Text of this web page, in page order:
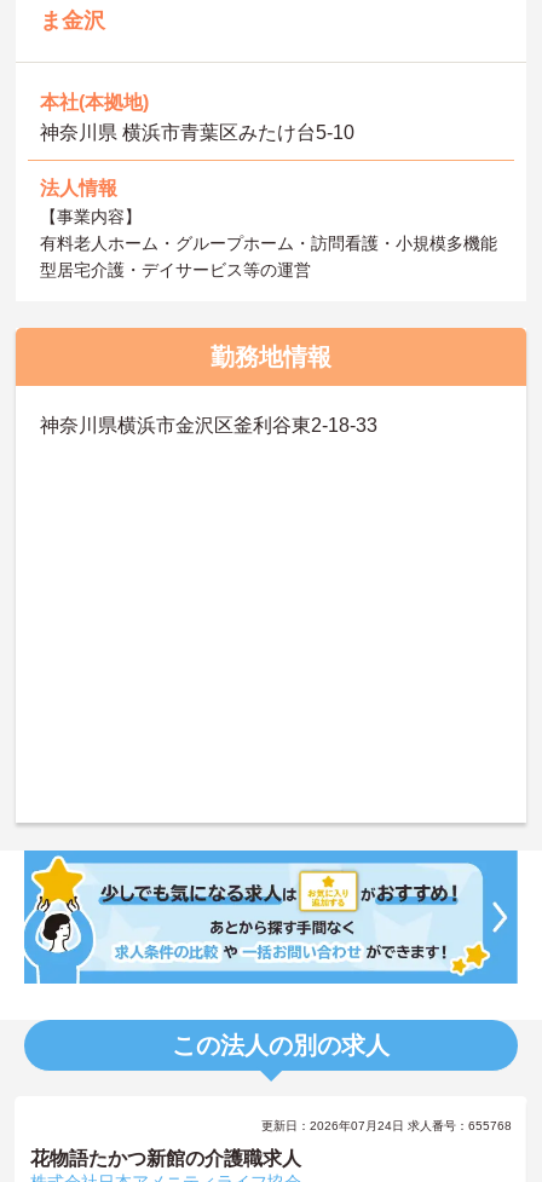
ま金沢
本社(本拠地)
神奈川県 横浜市青葉区みたけ台5-10
法人情報
【事業内容】
有料老人ホーム・グループホーム・訪問看護・小規模多機能
型居宅介護・デイサービス等の運営
勤務地情報
神奈川県横浜市金沢区釜利谷東2-18-33
この法人の別の求人
更新日：2026年07月24日 求人番号：655768
花物語たかつ新館の介護職求人